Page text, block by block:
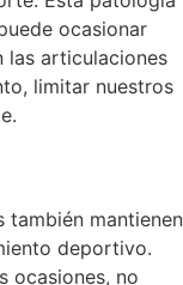
ocasionar
las articulaciones
limitar nuestros
también mantienen
deportivo.
ocasiones, no